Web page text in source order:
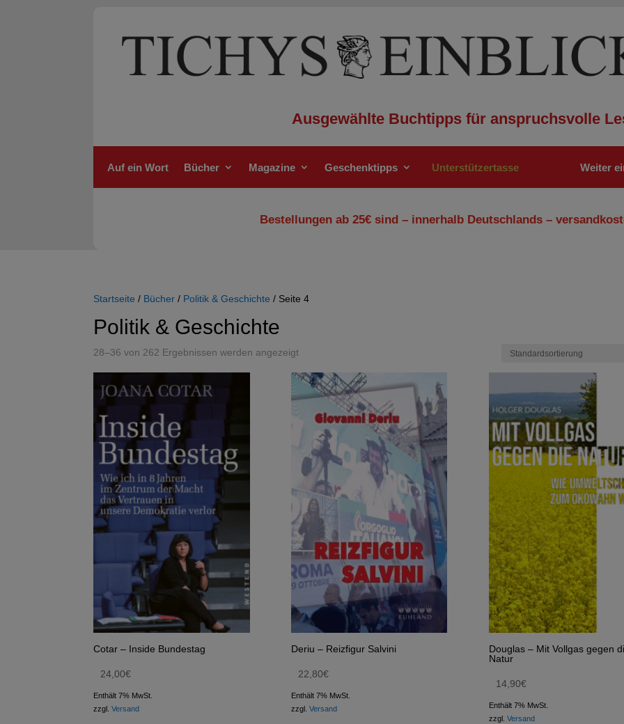
Ausgewählte Buchtipps für anspruchsvolle
Auf ein Wort Bücher Magazine Geschenktipps Unterstützertasse Weiter
Bestellungen ab 25€ sind – innerhalb Deutschlands –
Startseite / Bücher / Politik & Geschichte / Seite 4
Politik & Geschichte
28–36 von 262 Ergebnissen werden angezeigt
Cotar – Inside Bundestag
24,00€
Enthält 7% MwSt.
zzgl.Versand
Deriu – Reizfigur Salvini
22,80€
Enthält 7% MwSt.
zzgl. Versand
Douglas – Mit Vollgas gegen
Natur
14,90€
Enthält 7% MwSt.
zzgl. Versand